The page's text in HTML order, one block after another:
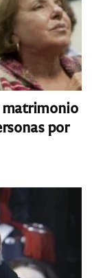
matrimonio
por